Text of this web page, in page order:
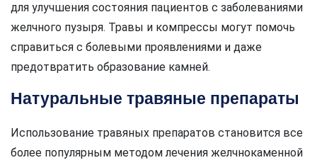
для улучшения состояния пациентов с заболеваниями
желчного пузыря. Травы и компрессы могут помочь
справиться с болевыми проявлениями и даже
предотвратить образование камней.
Натуральные травяные препараты
Использование травяных препаратов становится все
более популярным методом лечения желчнокаменной